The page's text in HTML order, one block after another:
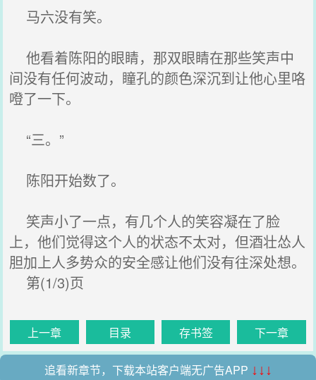
马六没有笑。
他看着陈阳的眼睛，那双眼睛在那些笑声中
间没有任何波动，瞳孔的颜色深沉到让他心里咯
噔了一下。
“三。”
陈阳开始数了。
笑声小了一点，有几个人的笑容凝在了脸
上，他们觉得这个人的状态不太对，但酒壮怂人
胆加上人多势众的安全感让他们没有往深处想。
第(1/3)页
上一章 目录 存书签 下一章
追看新章节，下载本站客户端无广告APP ↓↓↓